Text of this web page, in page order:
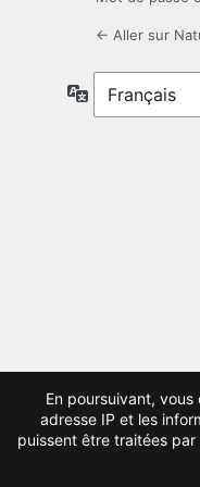
← Aller sur
Langue
En poursuivant,
adresse IP et les
puissent être traitées